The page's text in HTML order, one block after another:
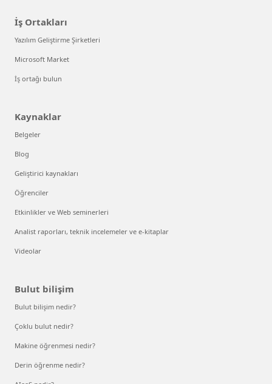
İş Ortakları
Yazılım Geliştirme Şirketleri
Microsoft Market
İş ortağı bulun
Kaynaklar
Belgeler
Blog
Geliştirici kaynakları
Öğrenciler
Etkinlikler ve Web seminerleri
Analist raporları, teknik incelemeler ve e-kitaplar
Videolar
Bulut bilişim
Bulut bilişim nedir?
Çoklu bulut nedir?
Makine öğrenmesi nedir?
Derin öğrenme nedir?